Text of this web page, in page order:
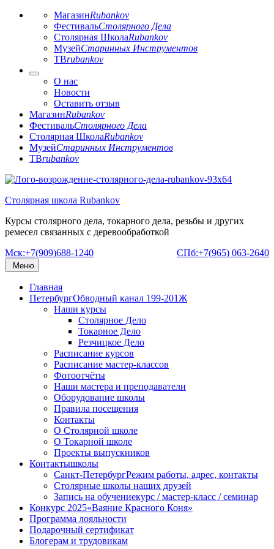
МагазинRubankov
ФестивальСтолярного Дела
Столярная ШколаRubankov
МузейСтаринных Инструментов
ТВrubankov
О нас
Новости
Оставить отзыв
МагазинRubankov
ФестивальСтолярного Дела
Столярная ШколаRubankov
МузейСтаринных Инструментов
ТВrubankov
Перейти
содержимому
Столярная школа Rubankov
Курсы столярного дела, токарного дела, резьбы и других
ремесел связанных с деревообработкой
Мск:+7(909)688-1240
СПб:+7(965) 063-2640
Меню
Главная
ПетербургОбводный канал 199-201Ж
Наши курсы
Столярное Дело
Токарное Дело
Резчицкое Дело
Расписание курсов
Расписание мастер-классов
Фотоотчёты
Наши мастера и преподаватели
Оборудование школы
Правила посещения
Контакты
О Столярной школе
О Токарной школе
Проекты выпускников
Контактышколы
Санкт-ПетербургРежим работы, адрес, контакты
Столярные школы наших друзей
Запись на обучениекурс / мастер-класс / семинар
Конкурс 2025«Ваяние Красного Коня»
Программа лояльности
Подарочный сертификат
Блогерам и трудовикам